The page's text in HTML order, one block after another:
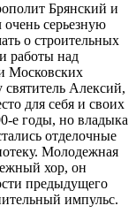
Брянский и
серьезную
о строительных
работы над
Московских
Алексий,
для себя и своих
е годы, но владыка
отделочные
Молодежная
хор, он
предыдущего
импульс.